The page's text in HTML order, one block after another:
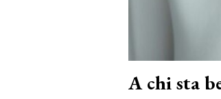
A chi sta